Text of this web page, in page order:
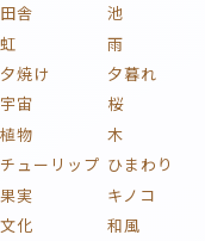
田舎
池
虹
雨
夕焼け
夕暮れ
宇宙
桜
植物
木
チューリップ ひまわり
果実
キノコ
文化
和風